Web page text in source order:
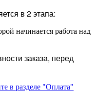
в 2 этапа:
начинается работа над
заказа, перед
в разделе "Оплата"